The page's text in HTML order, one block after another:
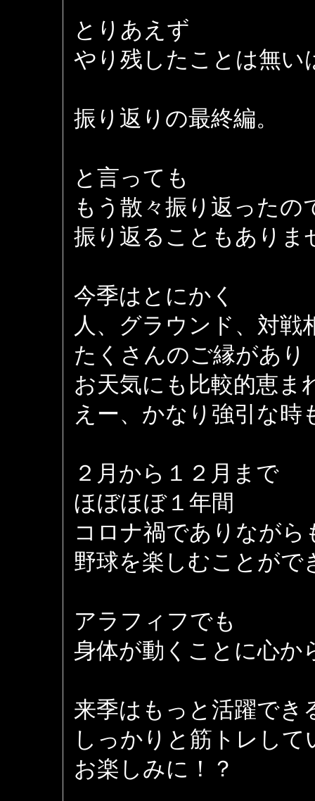
とりあえず
やり残したことは無い
振り返りの最終編。
と言っても
もう散々振り返ったの
振り返ることもありま
今季はとにかく
人、グラウンド、対戦
たくさんのご縁があり
お天気にも比較的恵ま
えー、かなり強引な時
２月から１２月まで
ほぼほぼ１年間
コロナ禍でありながら
野球を楽しむことがで
アラフィフでも
身体が動くことに心か
来季はもっと活躍でき
しっかりと筋トレして
お楽しみに！？